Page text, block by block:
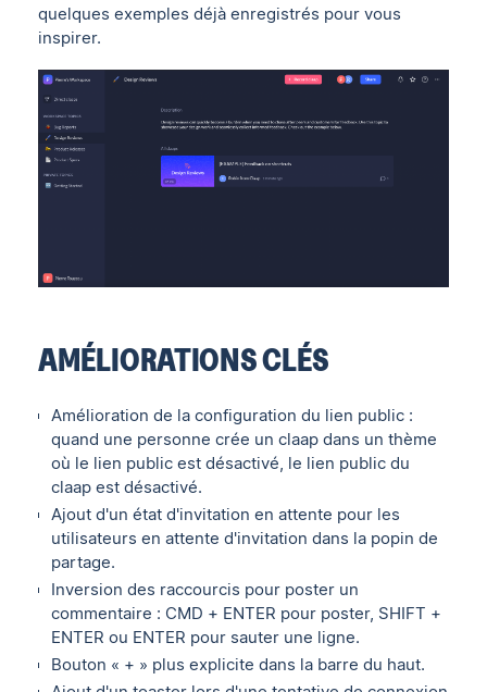
quelques exemples déjà enregistrés pour vous
inspirer.
AMÉLIORATIONS CLÉS
Amélioration de la configuration du lien public :
quand une personne crée un claap dans un thème
où le lien public est désactivé, le lien public du
claap est désactivé.
Ajout d'un état d'invitation en attente pour les
utilisateurs en attente d'invitation dans la popin de
partage.
Inversion des raccourcis pour poster un
commentaire : CMD + ENTER pour poster, SHIFT +
ENTER ou ENTER pour sauter une ligne.
Bouton « + » plus explicite dans la barre du haut.